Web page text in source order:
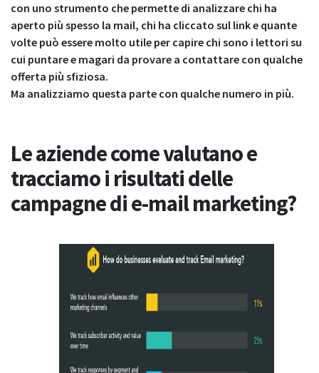
con uno strumento che permette di analizzare chi ha
aperto più spesso la mail, chi ha cliccato sul link e quante
volte può essere molto utile per capire chi sono i lettori su
cui puntare e magari da provare a contattare con qualche
offerta più sfiziosa.
Ma analizziamo questa parte con qualche numero in più.
Le aziende come valutano e
tracciamo i risultati delle
campagne di e-mail marketing?